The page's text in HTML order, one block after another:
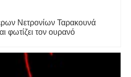
Νετρονίων Ταρακουνά
φωτίζει τον ουρανό